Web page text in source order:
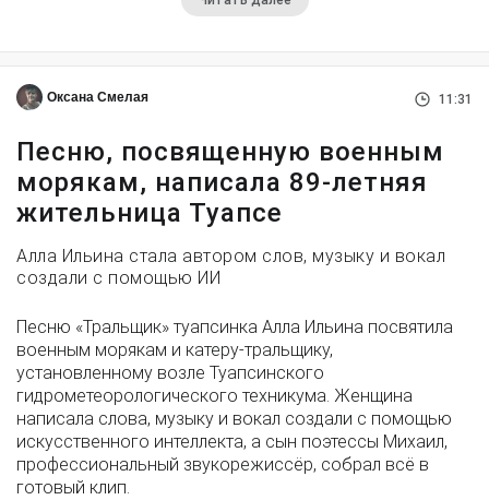
Оксана Смелая 11:31
Песню, посвященную военным
морякам, написала 89-летняя
жительница Туапсе
Алла Ильина стала автором слов, музыку и вокал
создали с помощью ИИ
Песню «Тральщик» туапсинка Алла Ильина посвятила
военным морякам и катеру-тральщику,
установленному возле Туапсинского
гидрометеорологического техникума. Женщина
написала слова, музыку и вокал создали с помощью
искусственного интеллекта, а сын поэтессы Михаил,
профессиональный звукорежиссёр, собрал всё в
готовый клип.